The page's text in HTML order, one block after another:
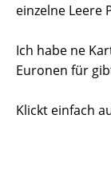
einzelne Leere
Ich habe ne
Euronen für
Klickt einfach